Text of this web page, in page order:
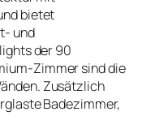
bietet
und
der 90
Zimmer sind die
Zusätzlich
Badezimmer,